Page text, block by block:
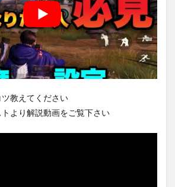
ツ教えてください
より解説動画をご覧下さい